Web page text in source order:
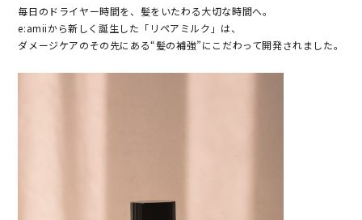
毎日のドライヤー時間を、髪をいたわる大切な時間へ。
e:amiiから新しく誕生した「リペアミルク」は、
ダメージケアのその先にある“髪の補強”にこだわって開発されました。